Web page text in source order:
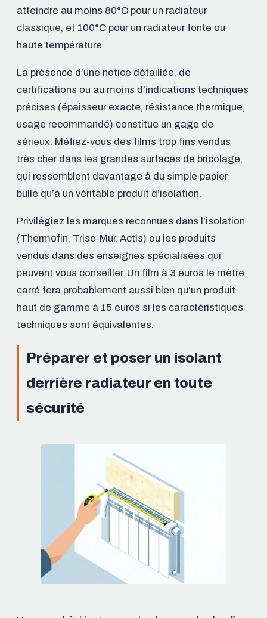
atteindre au moins 80°C pour un radiateur
classique, et 100°C pour un radiateur fonte ou
haute température.
La présence d’une notice détaillée, de
certifications ou au moins d’indications techniques
précises (épaisseur exacte, résistance thermique,
usage recommandé) constitue un gage de
sérieux. Méfiez-vous des films trop fins vendus
très cher dans les grandes surfaces de bricolage,
qui ressemblent davantage à du simple papier
bulle qu’à un véritable produit d’isolation.
Privilégiez les marques reconnues dans l’isolation
(Thermofin, Triso-Mur, Actis) ou les produits
vendus dans des enseignes spécialisées qui
peuvent vous conseiller. Un film à 3 euros le mètre
carré fera probablement aussi bien qu’un produit
haut de gamme à 15 euros si les caractéristiques
techniques sont équivalentes.
Préparer et poser un isolant
derrière radiateur en toute
sécurité